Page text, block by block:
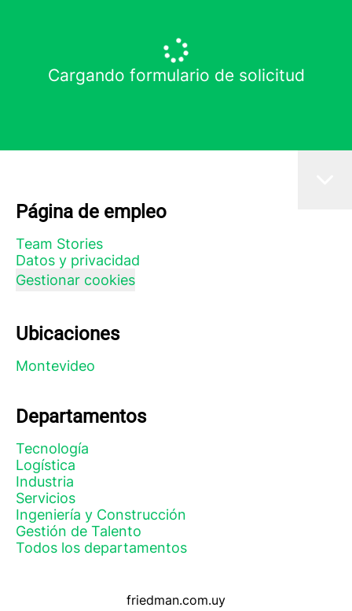
Cargando formulario de solicitud
Página de empleo
Team Stories
Datos y privacidad
Gestionar cookies
Ubicaciones
Montevideo
Departamentos
Tecnología
Logística
Industria
Servicios
Ingeniería y Construcción
Gestión de Talento
Todos los departamentos
friedman.com.uy